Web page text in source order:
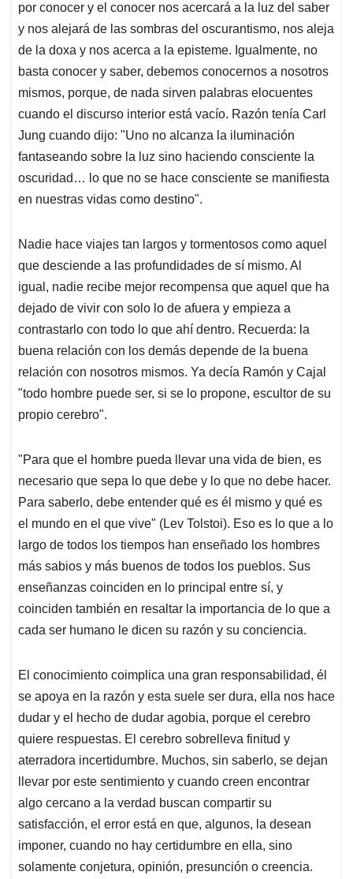
por conocer y el conocer nos acercará a la luz del saber
y nos alejará de las sombras del oscurantismo, nos aleja
de la doxa y nos acerca a la episteme. Igualmente, no
basta conocer y saber, debemos conocernos a nosotros
mismos, porque, de nada sirven palabras elocuentes
cuando el discurso interior está vacío. Razón tenía Carl
Jung cuando dijo: "Uno no alcanza la iluminación
fantaseando sobre la luz sino haciendo consciente la
oscuridad… lo que no se hace consciente se manifiesta
en nuestras vidas como destino".
Nadie hace viajes tan largos y tormentosos como aquel
que desciende a las profundidades de sí mismo. Al
igual, nadie recibe mejor recompensa que aquel que ha
dejado de vivir con solo lo de afuera y empieza a
contrastarlo con todo lo que ahí dentro. Recuerda: la
buena relación con los demás depende de la buena
relación con nosotros mismos. Ya decía Ramón y Cajal
"todo hombre puede ser, si se lo propone, escultor de su
propio cerebro".
"Para que el hombre pueda llevar una vida de bien, es
necesario que sepa lo que debe y lo que no debe hacer.
Para saberlo, debe entender qué es él mismo y qué es
el mundo en el que vive" (Lev Tolstoi). Eso es lo que a lo
largo de todos los tiempos han enseñado los hombres
más sabios y más buenos de todos los pueblos. Sus
enseñanzas coinciden en lo principal entre sí, y
coinciden también en resaltar la importancia de lo que a
cada ser humano le dicen su razón y su conciencia.
El conocimiento coimplica una gran responsabilidad, él
se apoya en la razón y esta suele ser dura, ella nos hace
dudar y el hecho de dudar agobia, porque el cerebro
quiere respuestas. El cerebro sobrelleva finitud y
aterradora incertidumbre. Muchos, sin saberlo, se dejan
llevar por este sentimiento y cuando creen encontrar
algo cercano a la verdad buscan compartir su
satisfacción, el error está en que, algunos, la desean
imponer, cuando no hay certidumbre en ella, sino
solamente conjetura, opinión, presunción o creencia.